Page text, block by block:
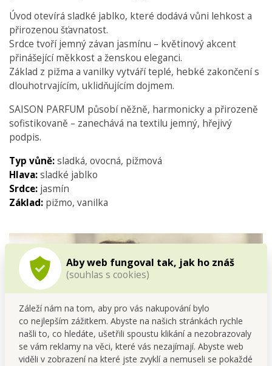
Aby web fungoval tak, jak ho znáš
(souhlas s cookies)
Záleží nám na tom, aby pro vás nakupování bylo
co nejlepším zážitkem. Abyste na našich stránkách rychle
našli to, co hledáte, ušetřili spoustu klikání a nezobrazovaly
se vám reklamy na věci, které vás nezajímají. Abyste web
viděli v zobrazení na které jste zvyklí a nemuseli se pokaždé
Úvod otevírá sladké jablko, které dodává vůni lehkost a
přirozenou šťavnatost.
Srdce tvoří jemný závan jasmínu – květinový akcent
přinášející měkkost a ženskou eleganci.
Základ z pižma a vanilky vytváří teplé, hebké zakončení s
dlouhotrvajícím, uklidňujícím dojmem.
SAISON PARFUM působí něžně, harmonicky a přirozeně
sofistikovaně – zanechává na textilu jemný, hřejivý
podpis.
Typ vůně:sladká, ovocná, pižmová
Hlava:sladké jablko
Srdce: jasmín
Základ: pižmo, vanilka